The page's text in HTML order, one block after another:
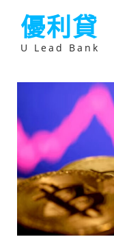
優利貸
U Lead Bank